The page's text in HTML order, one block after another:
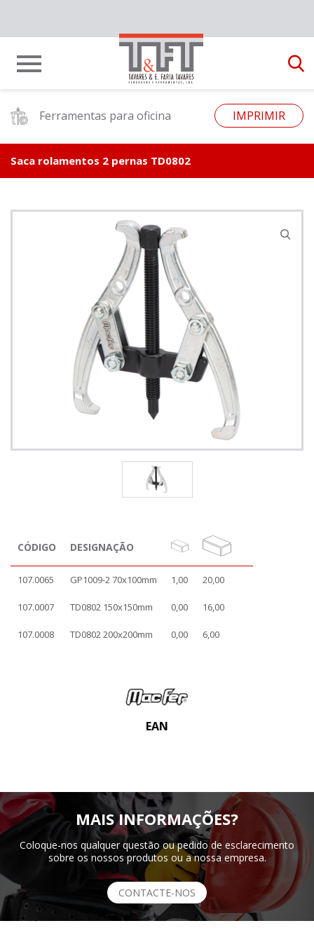
Ferramentas para oficina IMPRIMIR
Saca rolamentos 2 pernas TD0802
CÓDIGO DESIGNAÇÃO
107.0065 GP1009-2 70x100mm 1,00 20,00
107.0007 TD0802 150x150mm 0,00 16,00
107.0008 TD0802 200x200mm 0,00 6,00
EAN
MAIS INFORMAÇÕES?
Coloque-nos qualquer questão ou pedido de esclarecimento
sobre os nossos produtos ou a nossa empresa.
CONTACTE-NOS